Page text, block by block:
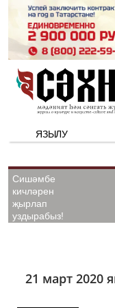
ЯЗЫЛУ
Сишәмбе
кичләрен
җырлап
уздырабыз!
21 март 2020